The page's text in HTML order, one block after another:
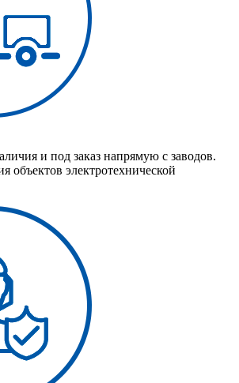
и под заказ напрямую с заводов.
объектов электротехнической